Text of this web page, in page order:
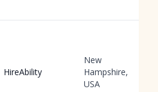
HireAbility
New
Hampshire,
USA